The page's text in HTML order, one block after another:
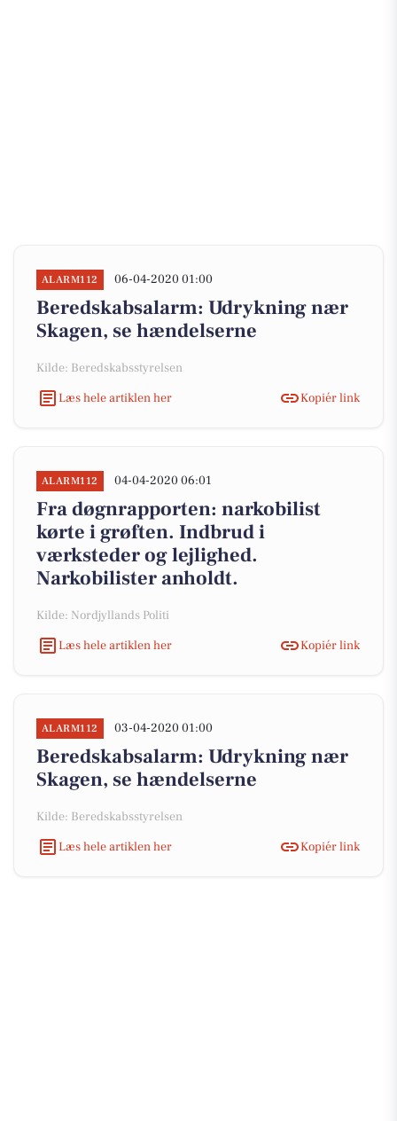
ALARM112 06-04-2020 01:00
Beredskabsalarm: Udrykning nær
Skagen, se hændelserne
Kilde: Beredskabsstyrelsen
Læs hele artiklen her
Kopiér link
ALARM112 04-04-2020 06:01
Fra døgnrapporten: narkobilist
kørte i grøften. Indbrud i
værksteder og lejlighed.
Narkobilister anholdt.
Kilde: Nordjyllands Politi
Læs hele artiklen her
Kopiér link
ALARM112 03-04-2020 01:00
Beredskabsalarm: Udrykning nær
Skagen, se hændelserne
Kilde: Beredskabsstyrelsen
Læs hele artiklen her
Kopiér link